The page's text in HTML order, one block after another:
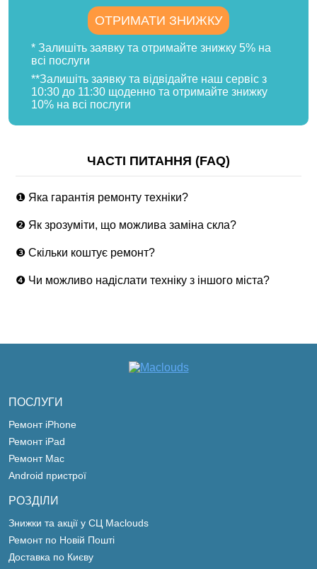
ОТРИМАТИ ЗНИЖКУ
* Залишіть заявку та отримайте знижку 5% на
всі послуги
**Залишіть заявку та відвідайте наш сервіс з
10:30 до 11:30 щоденно та отримайте знижку
10% на всі послуги
ЧАСТІ ПИТАННЯ (FAQ)
❶ Яка гарантія ремонту техніки?
❷ Як зрозуміти, що можлива заміна скла?
❸ Скільки коштує ремонт?
❹ Чи можливо надіслати техніку з іншого міста?
ПОСЛУГИ
Ремонт iPhone
Ремонт iPad
Ремонт Mac
Android пристрої
РОЗДІЛИ
Знижки та акції у СЦ Maclouds
Ремонт по Новій Пошті
Доставка по Києву